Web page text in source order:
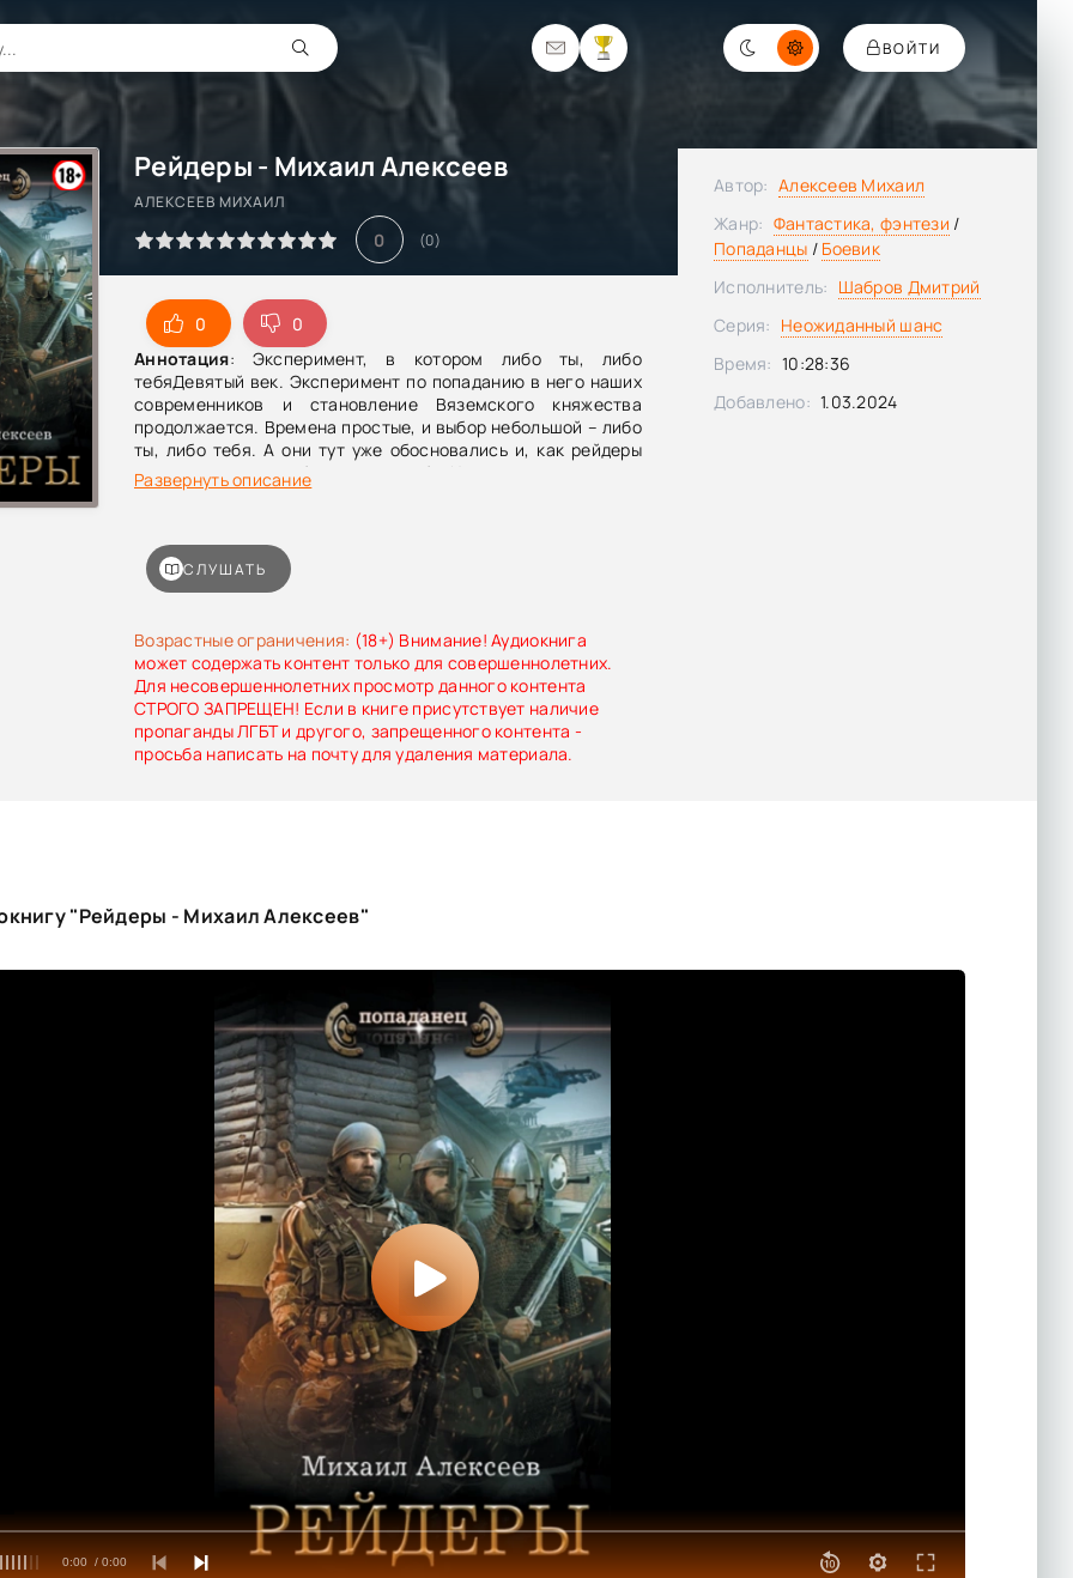
ВОЙТИ
Рейдеры - Михаил Алексеев
АЛЕКСЕЕВ МИХАИЛ
0 (0)
0
0
Аннотация: Эксперимент, в котором либо ты, либо
тебяДевятый век. Эксперимент по попаданию в него наших
современников и становление Вяземского княжества
продолжается. Времена простые, и выбор небольшой – либо
ты, либо тебя. А они тут уже обосновались и, как рейдеры
девяностых, подгребли все под себя. И делиться ни с кем не
собираются.
Развернуть описание
Возрастные ограничения: (18+) Внимание! Аудиокнига
может содержать контент только для совершеннолетних.
Для несовершеннолетних просмотр данного контента
СТРОГО ЗАПРЕЩЕН! Если в книге присутствует наличие
пропаганды ЛГБТ и другого, запрещенного контента -
просьба написать на почту для удаления материала.
СЛУШАТЬ
Автор: Алексеев Михаил
Жанр: Фантастика, фэнтези /
Попаданцы / Боевик
Исполнитель: Шабров Дмитрий
Серия: Неожиданный шанс
Время: 10:28:36
Добавлено: 1.03.2024
"Рейдеры - Михаил Алексеев"
0:00 / 0:00